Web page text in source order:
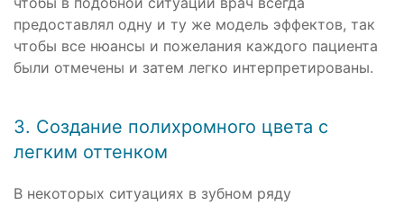
предоставлял одну и ту же модель эффектов, так
чтобы все нюансы и пожелания каждого пациента
были отмечены и затем легко интерпретированы.
3. Создание полихромного цвета с
легким оттенком
В некоторых ситуациях в зубном ряду